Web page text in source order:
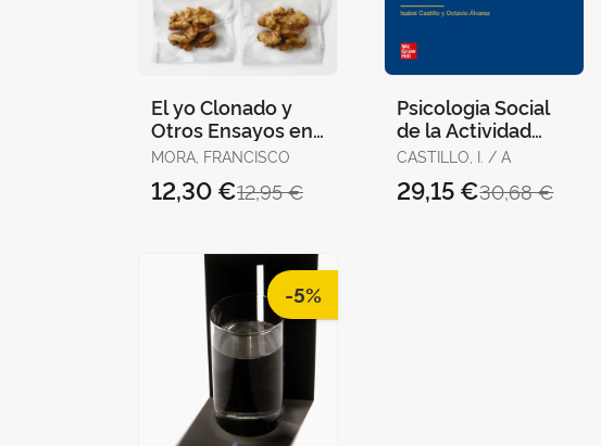
El yo Clonado y
Otros Ensayos en
Neurociencia
MORA, FRANCISCO
12,95 €
12,30 €
Psicologia Social
de la Actividad
Fisica (Pack)CASTILLO, I. / A
30,68 €
29,15 €
-5%